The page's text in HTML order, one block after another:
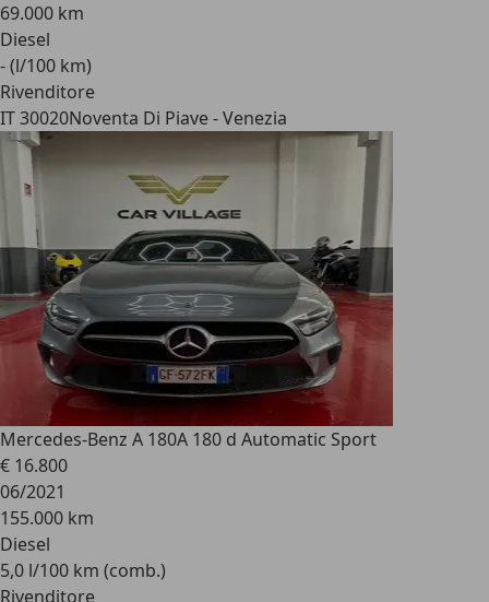
69.000 km
Diesel
- (l/100 km)
Rivenditore
IT 30020Noventa Di Piave - Venezia
Mercedes-Benz A 180A 180 d Automatic Sport
€ 16.800
06/2021
155.000 km
Diesel
5,0 l/100 km (comb.)
Rivenditore